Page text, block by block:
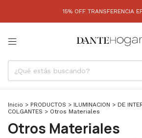
15% OFF TRANSFERENCIA
Inicio > PRODUCTOS > ILUMINACION > DE
COLGANTES > Otros Materiales
Otros Materiales